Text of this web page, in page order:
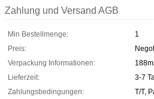
Zahlung und Versand AGB
Min Bestellmenge:
1
Preis:
Verpackung Informationen:
Lieferzeit:
3-7
Zahlungsbedingungen:
T/T,